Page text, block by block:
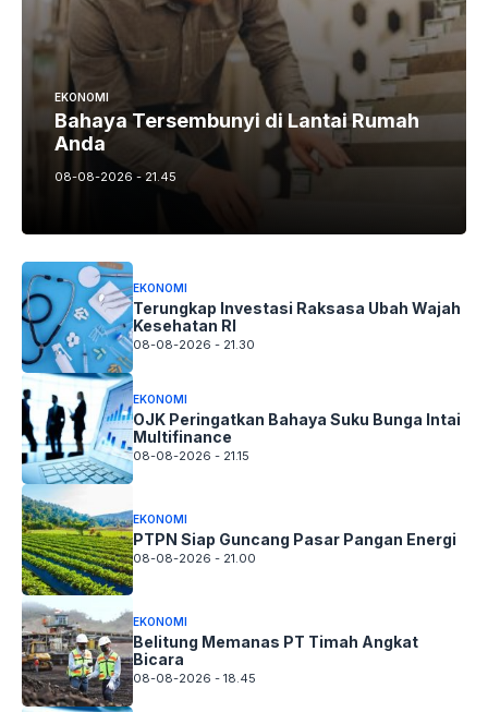
EKONOMI
Bahaya Tersembunyi di Lantai Rumah
Anda
08-08-2026 - 21.45
EKONOMI
Terungkap Investasi Raksasa Ubah Wajah
Kesehatan RI
08-08-2026 - 21.30
EKONOMI
OJK Peringatkan Bahaya Suku Bunga Intai
Multifinance
08-08-2026 - 21.15
EKONOMI
PTPN Siap Guncang Pasar Pangan Energi
08-08-2026 - 21.00
EKONOMI
Belitung Memanas PT Timah Angkat
Bicara
08-08-2026 - 18.45